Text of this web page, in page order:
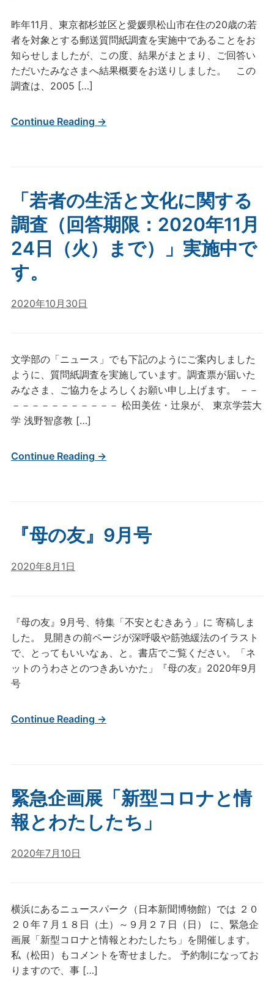
昨年11月、東京都杉並区と愛媛県松山市在住の20歳の若
者を対象とする郵送質問紙調査を実施中であることをお
知らせしましたが、この度、結果がまとまり、ご回答い
ただいたみなさまへ結果概要をお送りしました。 この
調査は、2005 […]
Continue Reading →
「若者の生活と文化に関する
調査（回答期限：2020年11月
24日（火）まで）」実施中で
す。
2020年10月30日
文学部の「ニュース」でも下記のようにご案内しました
ように、質問紙調査を実施しています。調査票が届いた
みなさま、ご協力をよろしくお願い申し上げます。 －－
－－－－－－－－－－－ 松田美佐・辻泉が、 東京学芸大
学 浅野智彦教 […]
Continue Reading →
『母の友』9月号
2020年8月1日
『母の友』9月号、特集「不安とむきあう」に 寄稿しま
した。 見開きの前ページが深呼吸や筋弛緩法のイラスト
で、とってもいいなぁ、と。書店でご覧ください。「ネ
ットのうわさとのつきあいかた」『母の友』2020年9月
号
Continue Reading →
緊急企画展「新型コロナと情
報とわたしたち」
2020年7月10日
横浜にあるニュースパーク（日本新聞博物館）では ２０
２０年７月１８日（土）～９月２７日（日） に、緊急企
画展「新型コロナと情報とわたしたち」を開催します。
私（松田）もコメントを寄せました。 予約制になってお
りますので、事 […]